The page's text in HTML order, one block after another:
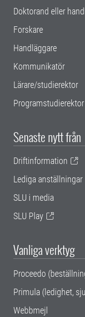
Doktorand eller
Forskare
Handläggare
Kommunikatör
Lärare/studierektor
Programstudierektor
Senaste nytt från
Driftinformation
Lediga anställningar
SLU i media
SLU Play
Vanliga verktyg
Proceedo
Primula (ledighet,
Webbmejl